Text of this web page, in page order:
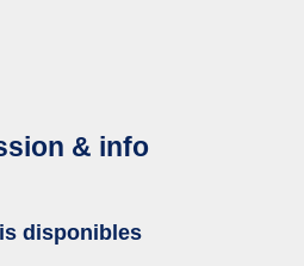
& info
disponibles